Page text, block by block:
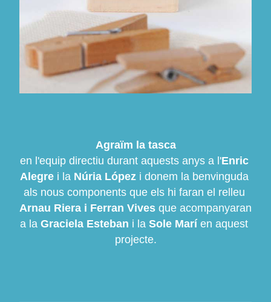
Agraïm la tasca
en l'equip directiu durant aquests anys a l'Enric
Alegre i la Núria López i donem la benvinguda
Arnau Riera i Ferran Vives que acompanyaran
a la Graciela Esteban i la Sole Marí en aquest
projecte.